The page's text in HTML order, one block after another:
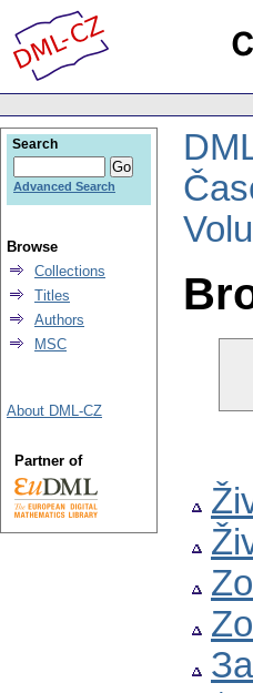
Search
Advanced Search
Browse
Collections
Titles
Authors
MSC
About DML-CZ
Partner of